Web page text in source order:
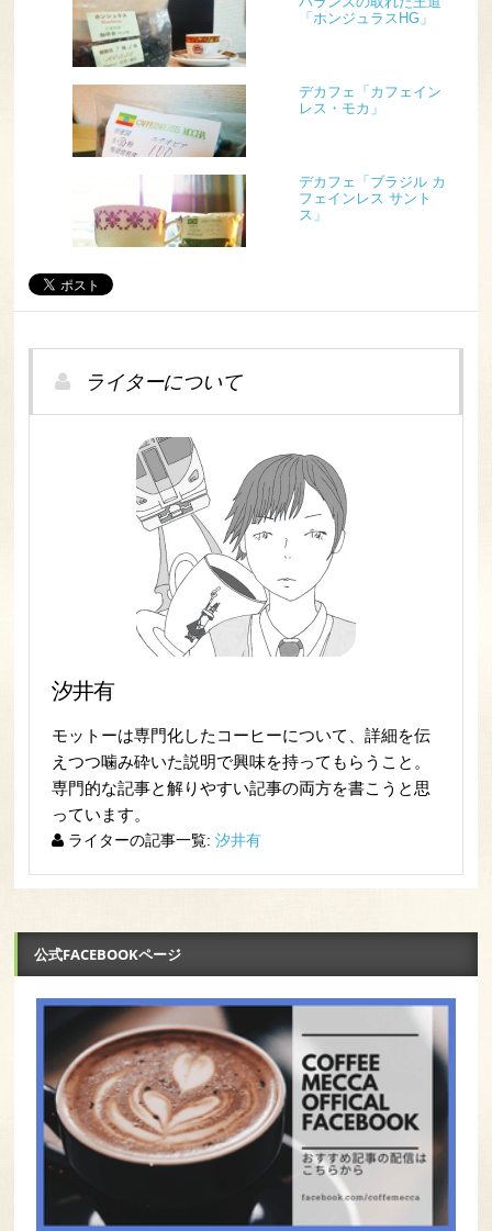
「ホンジュラスHG」
デカフェ「カフェイン
レス・モカ」
デカフェ「ブラジル カ
フェインレス サント
ス」
ライターについて
汐井有
モットーは専門化したコーヒーについて、詳細を伝
えつつ噛み砕いた説明で興味を持ってもらうこと。
専門的な記事と解りやすい記事の両方を書こうと思
っています。
ライターの記事一覧: 汐井有
公式FACEBOOKページ